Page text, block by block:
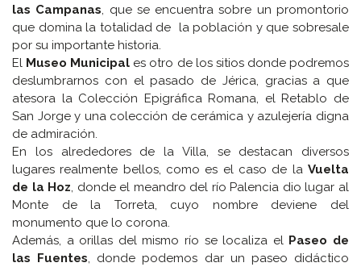
las Campanas, que se encuentra sobre un promontorio
que domina la totalidad de la población y que sobresale
por su importante historia.
El Museo Municipal es otro de los sitios donde podremos
deslumbrarnos con el pasado de Jérica, gracias a que
atesora la Colección Epigráfica Romana, el Retablo de
San Jorge y una colección de cerámica y azulejería digna
de admiración.
En los alrededores de la Villa, se destacan diversos
lugares realmente bellos, como es el caso de la Vuelta
de la Hoz, donde el meandro del río Palencia dio lugar al
Monte de la Torreta, cuyo nombre deviene del
monumento que lo corona.
Además, a orillas del mismo río se localiza el Paseo de
las Fuentes, donde podemos dar un paseo didáctico